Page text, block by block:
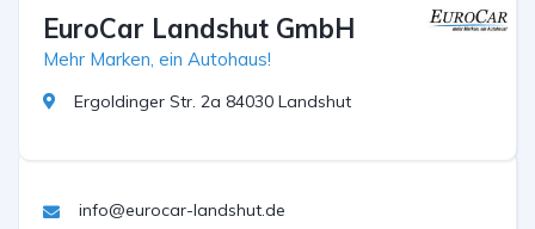
EuroCar Landshut GmbH
Mehr Marken, ein Autohaus!
Ergoldinger Str. 2a 84030 Landshut
info@eurocar-landshut.de